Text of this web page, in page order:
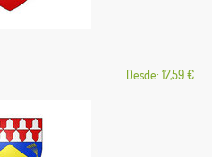
Desde: 17,59 €